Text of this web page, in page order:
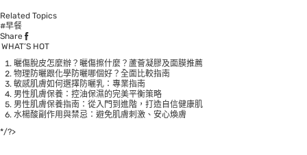
Related Topics
#早餐
Share
WHAT’S HOT
曬傷脫皮怎麼辦？曬傷擦什麼？蘆薈凝膠及面膜推薦
物理防曬跟化學防曬哪個好？全面比較指南
敏感肌膚如何選擇防曬乳：專業指南
男性肌膚保養：控油保濕的完美平衡策略
男性肌膚保養指南：從入門到進階，打造自信健康肌
水楊酸副作用與禁忌：避免肌膚刺激、安心煥膚
*/?>